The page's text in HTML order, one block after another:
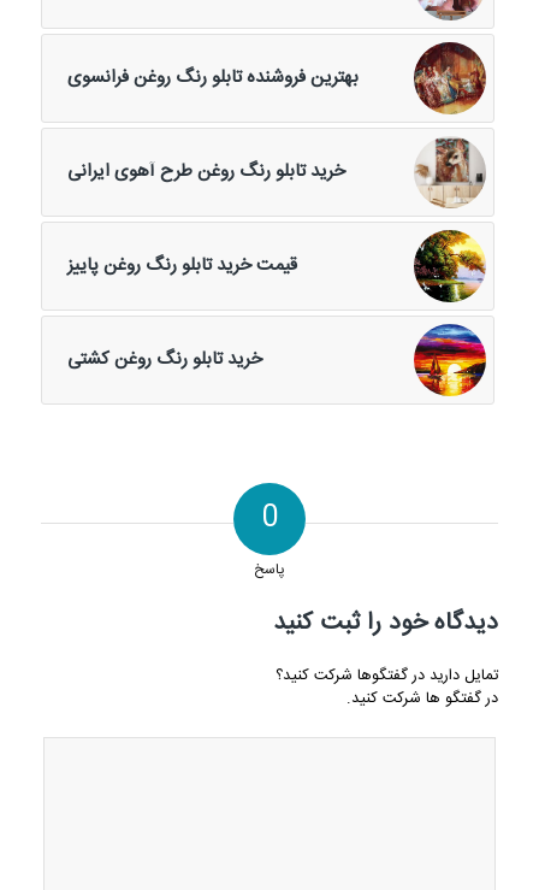
بهترین فروشنده تابلو رنگ روغن فرانسوی
خرید تابلو رنگ روغن طرح آهوی ایرانی
قیمت خرید تابلو رنگ روغن پاییز
خرید تابلو رنگ روغن کشتی
0
پاسخ
دیدگاه خود را ثبت کنید
تمایل دارید در گفتگوها شرکت کنید؟
در گفتگو ها شرکت کنید.